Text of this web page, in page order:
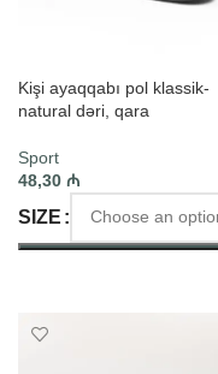
Kişi ayaqqabı pol klassik-
natural dəri, qara
Sport
48,30 ₼
SIZE